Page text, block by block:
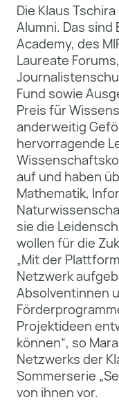
Die Klaus
Alumni. Das sind
Academy, des
Laureate
Fund sowie
Preis für
anderweitig
hervorragende
auf und haben
Mathematik,
sie die
wollen für die
„Mit der
Netzwerk
Absolventinnen
Projektideen
können“, so
Netzwerks der
Sommerserie
von ihnen vor.